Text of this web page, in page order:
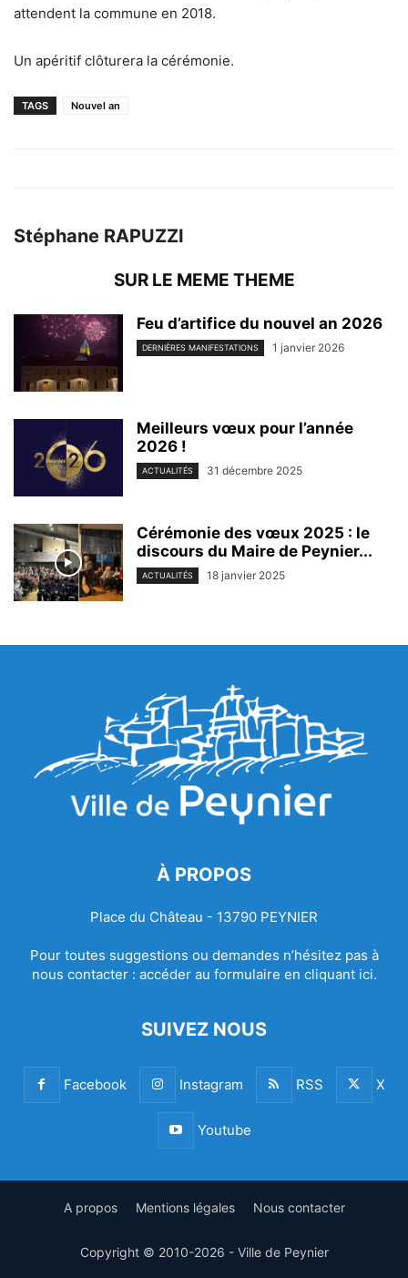
attendent la commune en 2018.
Un apéritif clôturera la cérémonie.
TAGS Nouvel an
Stéphane RAPUZZI
SUR LE MEME THEME
Feu d’artifice du nouvel an 2026
DERNIÈRES MANIFESTATIONS 1 janvier 2026
Meilleurs vœux pour l’année
2026 !
ACTUALITÉS 31 décembre 2025
Cérémonie des vœux 2025 : le
discours du Maire de Peynier...
ACTUALITÉS 18 janvier 2025
À PROPOS
Place du Château - 13790 PEYNIER
Pour toutes suggestions ou demandes n’hésitez pas à
nous contacter : accéder au formulaire en cliquant ici.
SUIVEZ NOUS
Facebook Instagram RSS X
Youtube
A propos Mentions légales Nous contacter
Copyright © 2010-2026 - Ville de Peynier